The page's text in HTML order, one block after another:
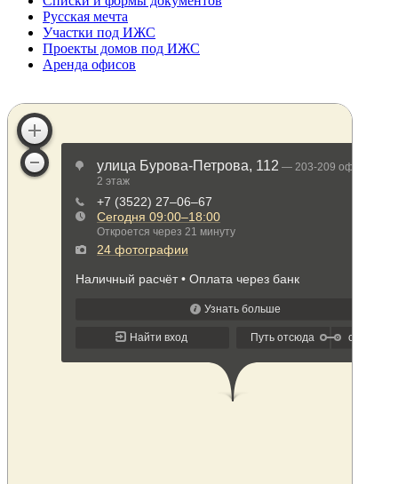
Русская мечта
Участки под ИЖС
Проекты домов под ИЖС
Аренда офисов